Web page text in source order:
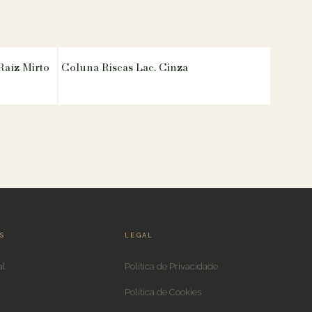
Mirto
Coluna Riscas Lac. Cinza
LEGAL
Política de Privacidade
Política de Cookies